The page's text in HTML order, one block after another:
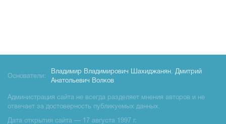
Основатели:
Владимир Владимирович Шахиджанян, Дмитрий
Анатольевич Волков
Администрация сайта не всегда разделяет мнения авторов и не
отвечает за достоверность публикуемых данных.
Дата открытия сайта — 17 августа 1997 г.